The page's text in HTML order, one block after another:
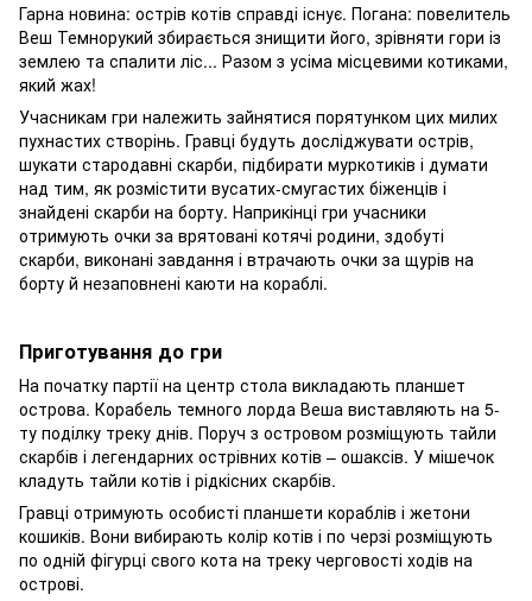
Гарна новина: острів котів справді існує. Погана: повелитель
Веш Темнорукий збирається знищити його, зрівняти гори із
землею та спалити ліс... Разом з усіма місцевими котиками,
який жах!
Учасникам гри належить зайнятися порятунком цих милих
пухнастих створінь. Гравці будуть досліджувати острів,
шукати стародавні скарби, підбирати муркотиків і думати
над тим, як розмістити вусатих-смугастих біженців і
знайдені скарби на борту. Наприкінці гри учасники
отримують очки за врятовані котячі родини, здобуті
скарби, виконані завдання і втрачають очки за щурів на
борту й незаповнені каюти на кораблі.
Приготування до гри
На початку партії на центр стола викладають планшет
острова. Корабель темного лорда Веша виставляють на 5-
ту поділку треку днів. Поруч з островом розміщують тайли
скарбів і легендарних острівних котів – ошаксів. У мішечок
кладуть тайли котів і рідкісних скарбів.
Гравці отримують особисті планшети кораблів і жетони
кошиків. Вони вибирають колір котів і по черзі розміщують
по одній фігурці свого кота на треку черговості ходів на
острові.